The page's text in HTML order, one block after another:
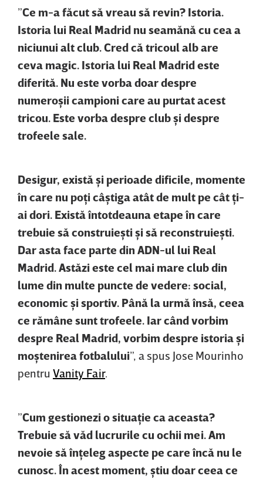
”Ce m-a făcut să vreau să revin? Istoria.
Istoria lui Real Madrid nu seamănă cu cea a
niciunui alt club. Cred că tricoul alb are
ceva magic. Istoria lui Real Madrid este
diferită. Nu este vorba doar despre
numeroşii campioni care au purtat acest
tricou. Este vorba despre club şi despre
trofeele sale.
Desigur, există şi perioade dificile, momente
în care nu poţi câştiga atât de mult pe cât ţi-
ai dori. Există întotdeauna etape în care
trebuie să construieşti şi să reconstruieşti.
Dar asta face parte din ADN-ul lui Real
Madrid. Astăzi este cel mai mare club din
lume din multe puncte de vedere: social,
economic şi sportiv. Până la urmă însă, ceea
ce rămâne sunt trofeele. Iar când vorbim
despre Real Madrid, vorbim despre istoria şi
moştenirea fotbalului”, a spus Jose Mourinho
pentru Vanity Fair.
”Cum gestionezi o situaţie ca aceasta?
Trebuie să văd lucrurile cu ochii mei. Am
nevoie să înţeleg aspecte pe care încă nu le
cunosc. În acest moment, ştiu doar ceea ce